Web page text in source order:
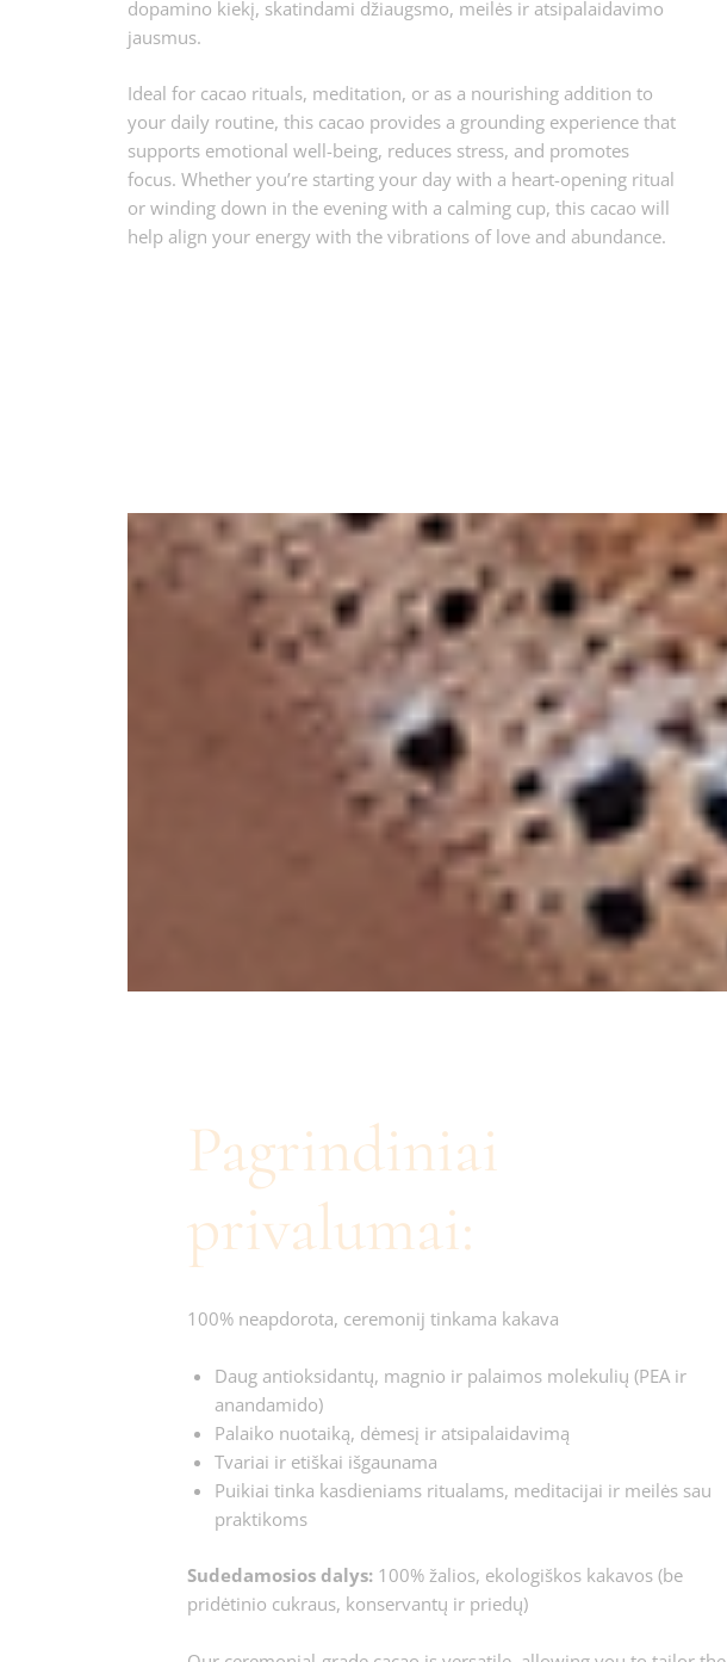
dopamino kiekį, skatindami džiaugsmo, meilės ir atsipalaidavimo
jausmus.
Ideal for cacao rituals, meditation, or as a nourishing addition to
your daily routine, this cacao provides a grounding experience that
supports emotional well-being, reduces stress, and promotes
focus. Whether you’re starting your day with a heart-opening ritual
or winding down in the evening with a calming cup, this cacao will
help align your energy with the vibrations of love and abundance.
Pagrindiniai
privalumai:
100% neapdorota, ceremonij tinkama kakava
Daug antioksidantų, magnio ir palaimos molekulių (PEA ir
anandamido)
Palaiko nuotaiką, dėmesį ir atsipalaidavimą
Tvariai ir etiškai išgaunama
Puikiai tinka kasdieniams ritualams, meditacijai ir meilės sau
praktikoms
Sudedamosios dalys: 100% žalios, ekologiškos kakavos (be
pridėtinio cukraus, konservantų ir priedų)